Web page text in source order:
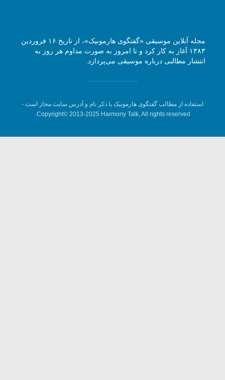
مجله آنلاین موسیقی «گفتگوی هارمونیک»، از تاریخ ۱۶ فروردین
۱۳۸۳ آغاز به کار کرد و تا امروز به صورت مداوم هر روز به
انتشار مطالبی درباره موسیقی می‌پردازد.
استفاده از مطالب گفتگوی هارمونیک با ذکر نام و آدرس سایت مجاز است -
Copyright© 2013-2025 Harmony Talk, All rights reserved.